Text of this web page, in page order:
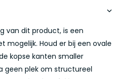
van dit product, is een
mogelijk. Houd er bij een ovale
kopse kanten smaller
geen plek om structureel